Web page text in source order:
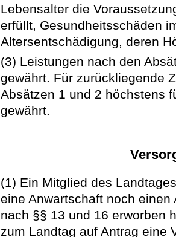
Lebensalter die
erfüllt, Gesundheitsschäden
Altersentschädigung, deren
(3) Leistungen nach den
gewährt. Für zurückliegende
Absätzen 1 und 2 höchstens
gewährt.
(1) Ein Mitglied des
eine Anwartschaft noch
nach §§ 13 und 16 erworben
zum Landtag auf Antrag eine